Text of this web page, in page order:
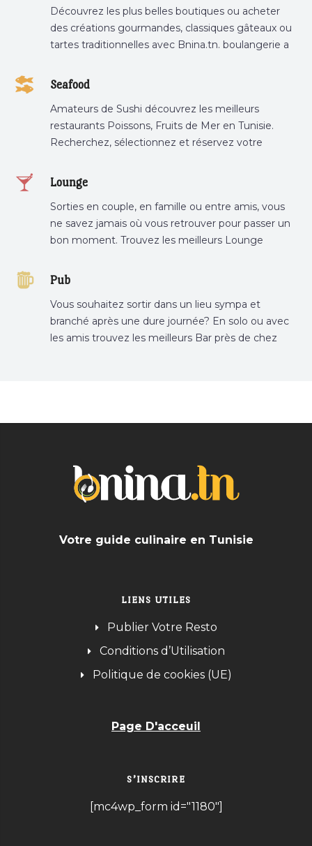
Découvrez les plus belles boutiques ou acheter
des créations gourmandes, classiques gâteaux ou
tartes traditionnelles avec Bnina.tn. boulangerie a
tunis, pâtisserie sousse .
Seafood
Amateurs de Sushi découvrez les meilleurs
restaurants Poissons, Fruits de Mer en Tunisie.
Recherchez, sélectionnez et réservez votre
Lounge
Sorties en couple, en famille ou entre amis, vous
ne savez jamais où vous retrouver pour passer un
bon moment. Trouvez les meilleurs Lounge
Pub
Vous souhaitez sortir dans un lieu sympa et
branché après une dure journée? En solo ou avec
les amis trouvez les meilleurs Bar près de chez
Votre guide culinaire en Tunisie
LIENS UTILES
Publier Votre Resto
Conditions d’Utilisation
Politique de cookies (UE)
Page D'acceuil
S’INSCRIRE
[mc4wp_form id="1180"]